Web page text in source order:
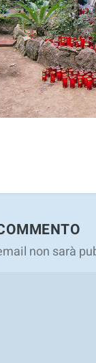
non sarà